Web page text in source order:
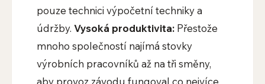
pouze technici výpočetní techniky a
údržby. Vysoká produktivita:Přestože
mnoho společností najímá stovky
výrobních pracovníků až na tři směny,
aby provoz závodu fungoval co nejvíce